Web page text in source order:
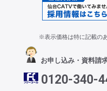
※表示価格は特に記載の
お申し込み・資料請
0120-340-